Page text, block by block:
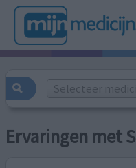
Selecteer
Ervaringen met